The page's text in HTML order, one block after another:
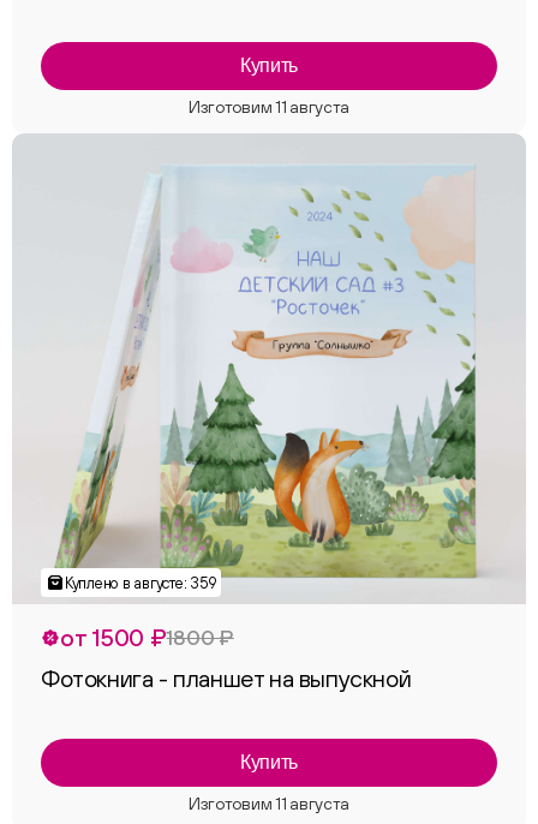
Купить
от 1500 ₽1800 ₽
Фотокнига - планшет на выпускной
Купить